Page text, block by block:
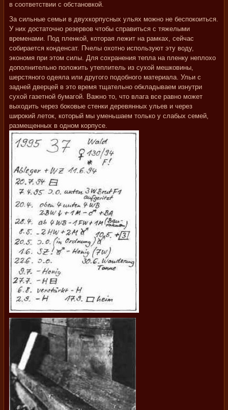
в соответствии с обстановкой.
За сильные семьи в двухкорпусных ульях можно не беспокоиться.
У них достаточно резервов чтобы справиться с тяжелыми
временами. Под пленкой, которая лежит на рамках, сейчас
собирается конденсат. Пчелы охотно используют эту воду,
экономя при этом силы. Для сохранения тепла на пленку неплохо
дополнительно положить утеплитель из сухой мешковины,
шерстяного одеяла или другого подобного материала. Ульи с
задней дверцей в это время тщательно обкладываем изнутри
сухой газетной бумагой. Важно то, что влага все равно может
выходить через боковые стенки деревянных ульев и через
широкий леток, который мы уменьшаем только у слабых семей,
размещенных в одном корпусе.